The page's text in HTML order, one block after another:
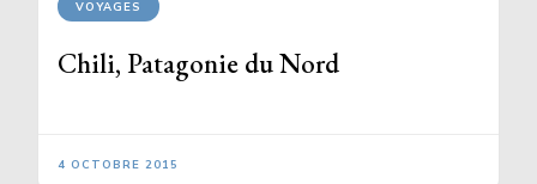
VOYAGES
Chili, Patagonie du Nord
4 OCTOBRE 2015